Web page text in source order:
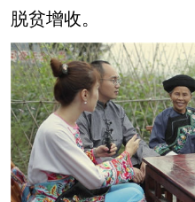
脱贫增收。